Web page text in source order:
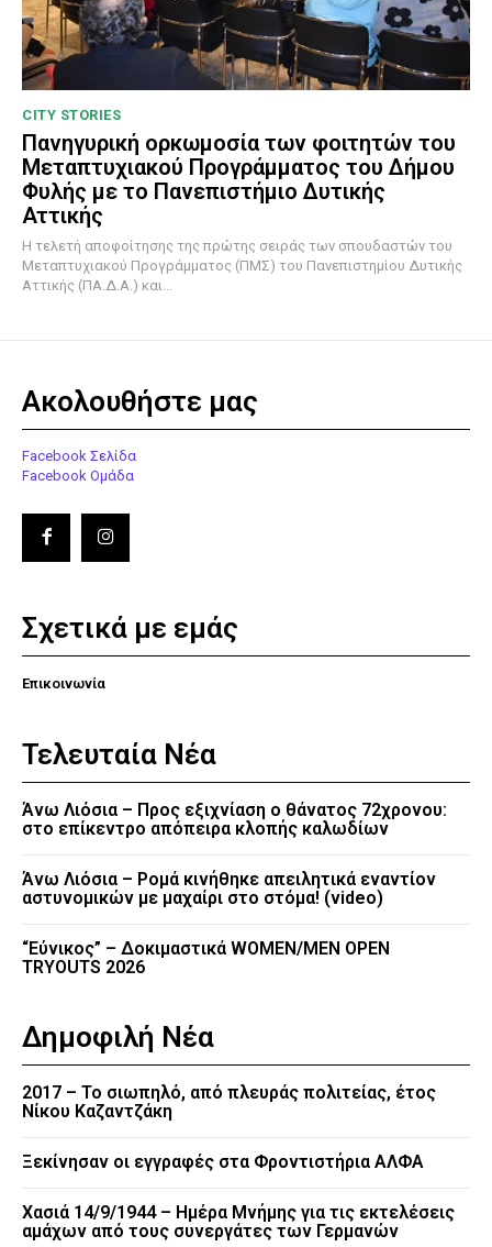
CITY STORIES
Πανηγυρική ορκωμοσία των φοιτητών του
Μεταπτυχιακού Προγράμματος του Δήμου
Φυλής με το Πανεπιστήμιο Δυτικής
Αττικής
Η τελετή αποφοίτησης της πρώτης σειράς των σπουδαστών του
Μεταπτυχιακού Προγράμματος (ΠΜΣ) του Πανεπιστημίου Δυτικής
Αττικής (ΠΑ.Δ.Α.) και...
Ακολουθήστε μας
Facebook Σελίδα
Facebook Ομάδα
Σχετικά με εμάς
Επικοινωνία
Τελευταία Νέα
Άνω Λιόσια – Προς εξιχνίαση ο θάνατος 72χρονου:
στο επίκεντρο απόπειρα κλοπής καλωδίων
Άνω Λιόσια – Ρομά κινήθηκε απειλητικά εναντίον
αστυνομικών με μαχαίρι στο στόμα! (video)
“Εύνικος” – Δοκιμαστικά WOMEN/MEN OPEN
TRYOUTS 2026
Δημοφιλή Νέα
2017 – Το σιωπηλό, από πλευράς πολιτείας, έτος
Νίκου Καζαντζάκη
Ξεκίνησαν οι εγγραφές στα Φροντιστήρια ΑΛΦΑ
Χασιά 14/9/1944 – Ημέρα Μνήμης για τις εκτελέσεις
αμάχων από τους συνεργάτες των Γερμανών